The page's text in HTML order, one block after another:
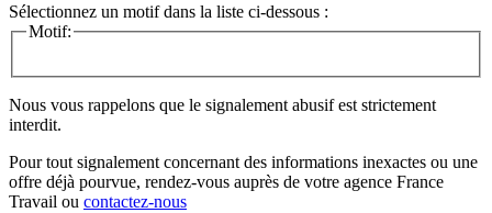
Sélectionnez un motif dans la liste ci-dessous :
Motif:
Nous vous rappelons que le signalement abusif est strictement
interdit.
Pour tout signalement concernant des informations inexactes ou une
offre déjà pourvue, rendez-vous auprès de votre agence France
Travail ou contactez-nous